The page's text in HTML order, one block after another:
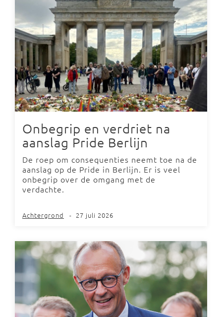
Onbegrip en verdriet na
aanslag Pride Berlijn
De roep om consequenties neemt toe na de
aanslag op de Pride in Berlijn. Er is veel
onbegrip over de omgang met de
verdachte.
Achtergrond - 27 juli 2026